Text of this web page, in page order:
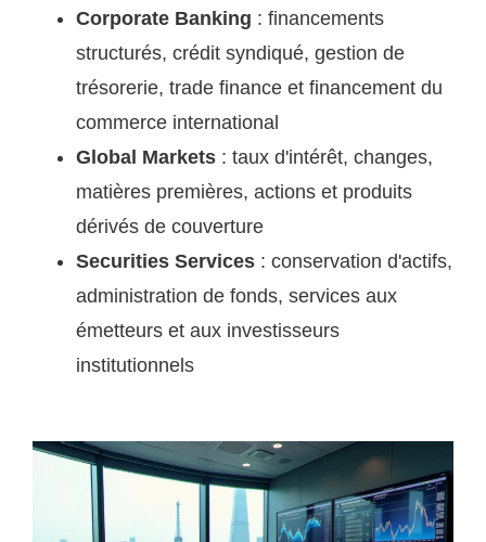
Corporate Banking : financements
structurés, crédit syndiqué, gestion de
trésorerie, trade finance et financement du
commerce international
Global Markets : taux d'intérêt, changes,
matières premières, actions et produits
dérivés de couverture
Securities Services : conservation d'actifs,
administration de fonds, services aux
émetteurs et aux investisseurs
institutionnels